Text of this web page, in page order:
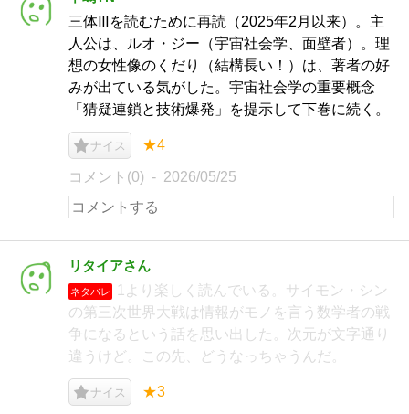
三体Ⅲを読むために再読（2025年2月以来）。主
人公は、ルオ・ジー（宇宙社会学、面壁者）。理
想の女性像のくだり（結構長い！）は、著者の好
みが出ている気がした。宇宙社会学の重要概念
「猜疑連鎖と技術爆発」を提示して下巻に続く。
ナイス ★4
コメント(0) 2026/05/25
リタイアさん
ネタバレ
1より楽しく読んでいる。サイモン・シン
の第三次世界大戦は情報がモノを言う数学者の戦
争になるという話を思い出した。次元が文字通り
違うけど。この先、どうなっちゃうんだ。
ナイス ★3